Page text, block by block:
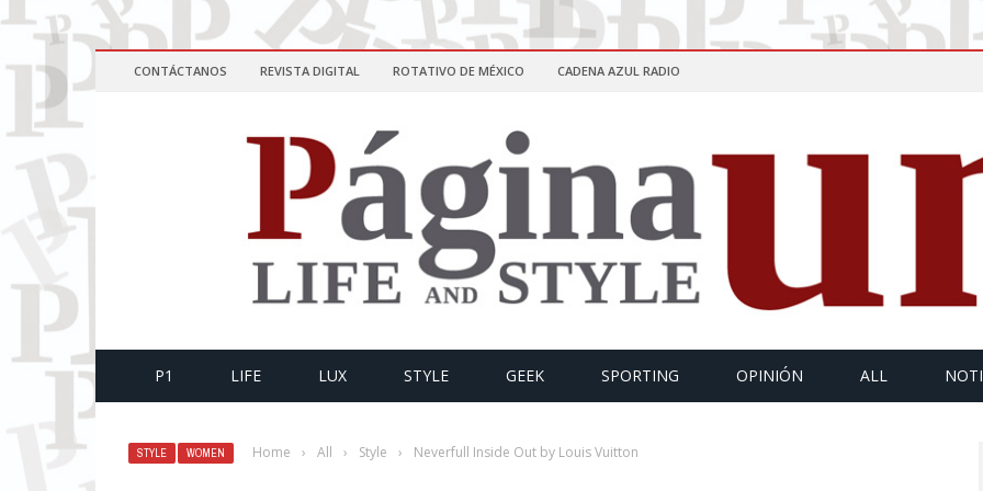
CONTÁCTANOS REVISTA DIGITAL ROTATIVO DE MÉXICO CADENA AZUL RADIO
P1 LIFE LUX STYLE GEEK SPORTING OPINIÓN ALL
STYLE WOMEN Home › All › Style › Neverfull Inside Out by Louis Vuitton